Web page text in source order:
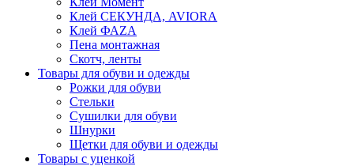
Клей СЕКУНДА, AVIORA
Клей ФАZА
Пена монтажная
Скотч, ленты
Товары для обуви и одежды
Рожки для обуви
Стельки
Сушилки для обуви
Шнурки
Щетки для обуви и одежды
Товары с уценкой